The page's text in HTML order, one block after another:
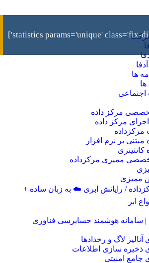
ها
ها
مرکز داده
مرکز داده
مبتنی بر نرم افزار
کانتینری
ممیزی مرکزداده
ممیزی
/ رایانش ابری ☁️ به زبان ساده +
ابر
سامانه هوشمند حسابرسی فناوری
آنالیز لاگ و رخدادها
ذخیره سازی اطلاعات
جامع امنیتی